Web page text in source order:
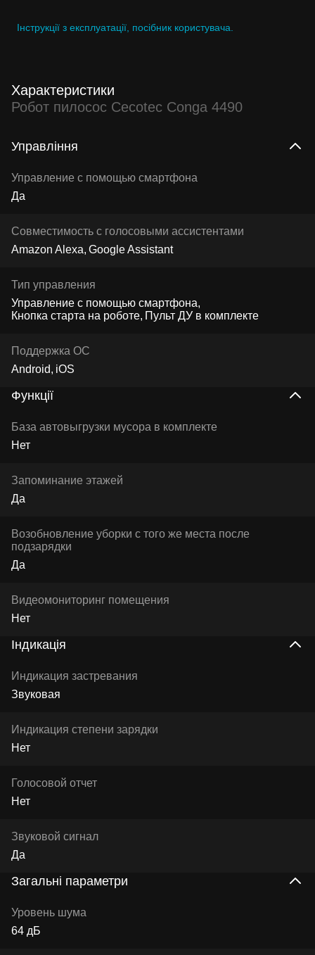
Інструкції з експлуатації, посібник користувача.
Характеристики
Робот пилосос Cecotec Conga 4490
Управління
Управление с помощью смартфона
Да
Совместимость с голосовыми ассистентами
Amazon Alexa Google Assistant
Тип управления
Управление с помощью смартфона
Кнопка старта на роботе Пульт ДУ в комплекте
Поддержка ОС
Android iOS
Функції
База автовыгрузки мусора в комплекте
Нет
Запоминание этажей
Да
Возобновление уборки с того же места после
подзарядки
Да
Видеомониторинг помещения
Нет
Індикація
Индикация застревания
Звуковая
Индикация степени зарядки
Нет
Голосовой отчет
Нет
Звуковой сигнал
Да
Загальні параметри
Уровень шума
64 дБ